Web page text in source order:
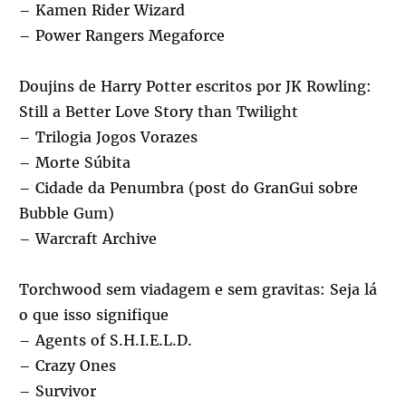
– Kamen Rider Wizard
– Power Rangers Megaforce
Doujins de Harry Potter escritos por JK Rowling:
Still a Better Love Story than Twilight
– Trilogia Jogos Vorazes
– Morte Súbita
– Cidade da Penumbra (post do GranGui sobre
Bubble Gum)
– Warcraft Archive
Torchwood sem viadagem e sem gravitas: Seja lá
o que isso signifique
– Agents of S.H.I.E.L.D.
– Crazy Ones
– Survivor